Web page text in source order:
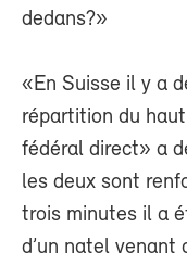
dedans?»
«En Suisse il y a
répartition du haut
fédéral direct» a
les deux sont
trois minutes il a
d’un natel venant